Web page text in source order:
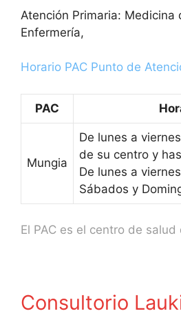
Atención Primaria: Medicina
Enfermería,
Horario PAC Punto de
PAC
Mungia
De lunes a
de su centro y
De lunes a
Sábados y
El PAC es el centro de
Consultorio